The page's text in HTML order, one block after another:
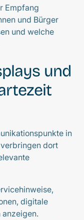
Empfang
und Bürger
und welche
und
in
dort
digitale